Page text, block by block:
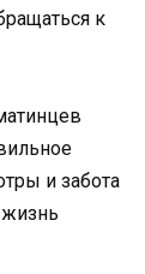
к
и забота
жизнь